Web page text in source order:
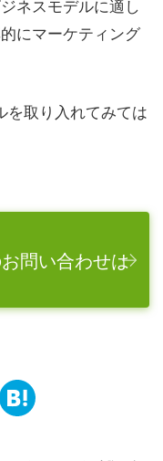
ネスモデルに適し
にマーケティング
を取り入れてみては
問い合わせは